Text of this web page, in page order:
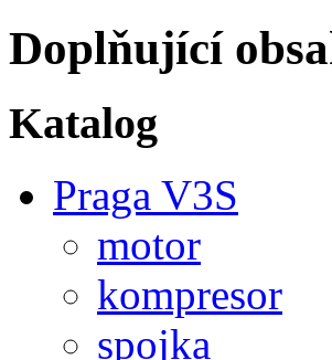
Doplňující
Katalog
Praga V3S
motor
kompresor
spojka